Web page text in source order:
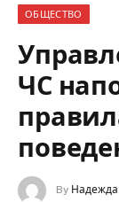
ОБЩЕСТВО
ЧС
By Надежда